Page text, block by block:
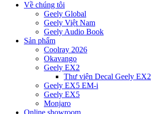
Về chúng tôi
Geely Global
Geely Việt Nam
Geely Audio Book
Sản phẩm
Coolray 2026
Okavango
Geely EX2
Thư viện Decal Geely EX2
Geely EX5 EM-i
Geely EX5
Monjaro
Online showroom